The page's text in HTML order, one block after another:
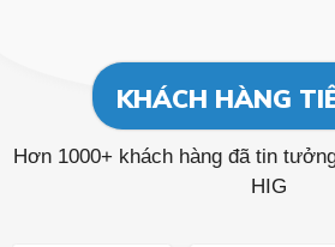
KHÁCH HÀNG
Hơn 1000+ khách hàng đã tin
HIG